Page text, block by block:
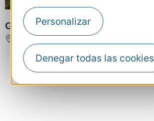
Personalizar
Denegar todas las cookies
Game off Road - Trott-Cross